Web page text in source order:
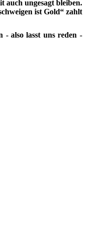
ungesagt bleiben.
ist Gold“ zahlt
also lasst uns reden -